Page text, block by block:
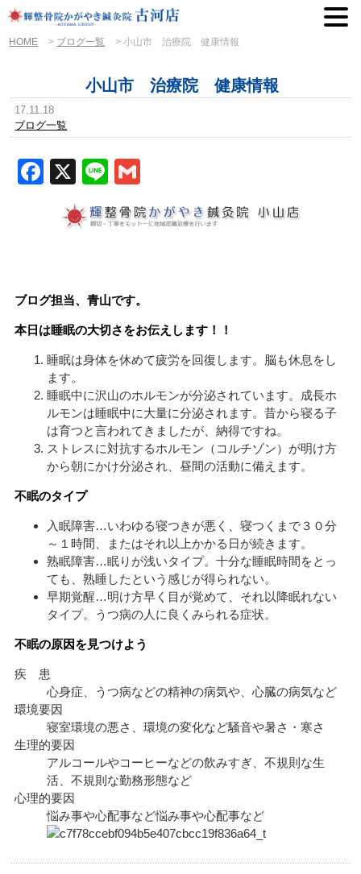
HOME > ブログ一覧 >小山市 治療院 健康情報
小山市 治療院 健康情報
17.11.18
ブログ一覧
Facebook
X Line
ブログ担当、青山です。
本日は睡眠の大切さをお伝えします！！
睡眠は身体を休めて疲労を回復します。脳も休息をし
ます。
睡眠中に沢山のホルモンが分泌されています。成長ホ
ルモンは睡眠中に大量に分泌されます。昔から寝る子
は育つと言われてきましたが、納得ですね。
ストレスに対抗するホルモン（コルチゾン）が明け方
から朝にかけ分泌され、昼間の活動に備えます。
不眠のタイプ
入眠障害…いわゆる寝つきが悪く、寝つくまで３０分
～１時間、またはそれ以上かかる日が続きます。
熟眠障害…眠りが浅いタイプ。十分な睡眠時間をとっ
ても、熟睡したという感じが得られない。
早期覚醒…明け方早く目が覚めて、それ以降眠れない
タイプ。うつ病の人に良くみられる症状。
不眠の原因を見つけよう
疾 患
心身症、うつ病などの精神の病気や、心臓の病気など
環境要因
寝室環境の悪さ、環境の変化など騒音や暑さ・寒さ
生理的要因
アルコールやコーヒーなどの飲みすぎ、不規則な生
活、不規則な勤務形態など
心理的要因
悩み事や心配事など悩み事や心配事など